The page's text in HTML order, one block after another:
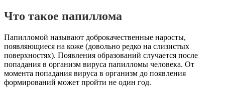
Что такое папиллома
Папилломой называют доброкачественные наросты,
появляющиеся на коже (довольно редко на слизистых
поверхностях). Появления образований случается после
попадания в организм вируса папилломы человека. От
момента попадания вируса в организм до появления
формирований может пройти не один год.